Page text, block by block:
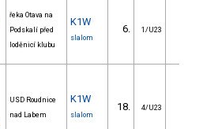
řeka Otava na
Podskalí před
loděnicí klubu
K1W
slalom
6. 1/U23
USD Roudnice
nad Labem
K1W
slalom
18. 4/U23